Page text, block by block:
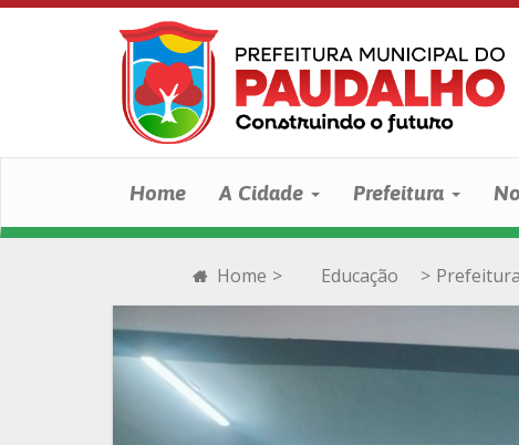
Home A Cidade Prefeitura
Home > Educação >